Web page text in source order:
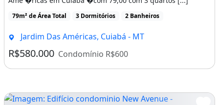
Guarda roupa
Piscina
Varanda
Área de serviço
79m² de Área Total 3 Dormitórios 2 Banheiros
Jardim Das Américas, Cuiabá - MT
R$580.000 Condomínio R$600